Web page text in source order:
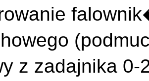
z zadajnika 0-